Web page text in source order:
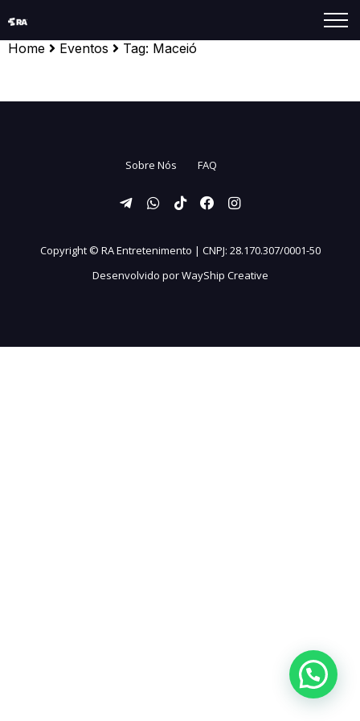
Home Eventos Tag: Maceió
Sobre Nós FAQ
Copyright © RA Entretenimento | CNPJ: 28.170.307/0001-50
Desenvolvido porWayShip Creative